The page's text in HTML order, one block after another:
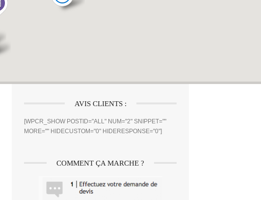
AVIS CLIENTS :
[WPCR_SHOW POSTID="ALL" NUM="2" SNIPPET=""
MORE="" HIDECUSTOM="0" HIDERESPONSE="0"]
COMMENT ÇA MARCHE ?